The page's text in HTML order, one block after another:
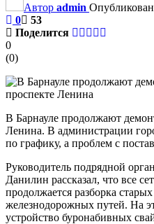
Автор admin
0
53
Поделится
0
(0)
В Барнауле продолжают
Ленина. В администрации
по графику, а проблем с
Руководитель подрядной
Данилин рассказал, что все
продолжается разборка
железнодорожных путей. На
устройство буронабивных